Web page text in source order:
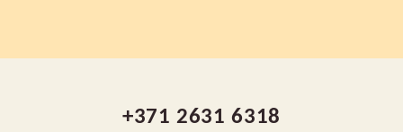
+371 2631 6318